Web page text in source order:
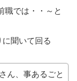
職では・・～と
聞いて回る
ん、事あるごと